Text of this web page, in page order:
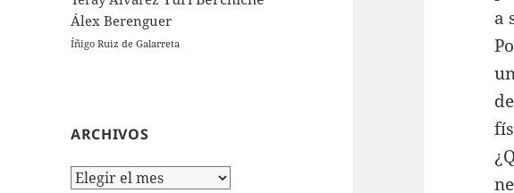
Álex Berenguer
Íñigo Ruiz de Galarreta
ARCHIVOS
Archivos
a